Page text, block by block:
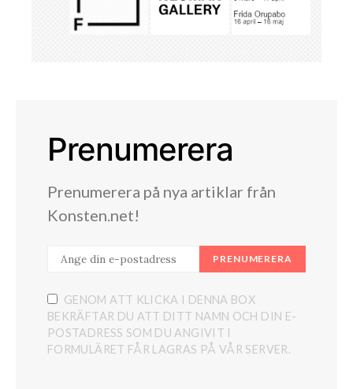
Prenumerera
Prenumerera på nya artiklar från
Konsten.net!
PRENUMERERA
GENOM ATT KLICKA I DENNA BOX
BEKRÄFTAR DU ATT DITT NAMN OCH DIN E-
POSTADRESS SOM DU ANGIVIT I
FORMULÄRET FÅR LAGRAS PÅ VÅR SERVER.